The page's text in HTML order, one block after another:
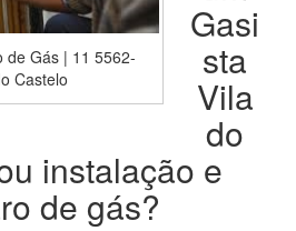
de Gás | 11 5562-
Castelo
Gasi
sta
Vila
do
instalação e
de gás?